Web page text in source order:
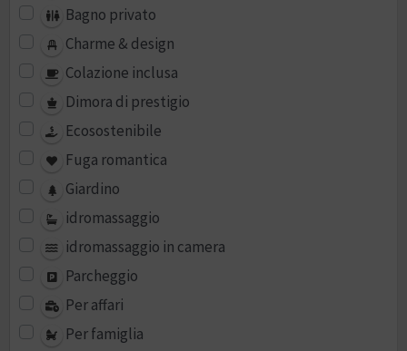
Bagno privato
Charme & design
Colazione inclusa
Dimora di prestigio
Ecosostenibile
Fuga romantica
Giardino
idromassaggio
idromassaggio in camera
Parcheggio
Per affari
Per famiglia